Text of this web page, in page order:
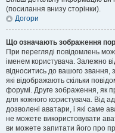
(посилання внизу сторінки).
Догори
Що означають зображення
При перегляді повідомлень
іменем користувача. Залежно
відноситись до вашого звання,
які відображають скільки
форумі. Друге зображення, як
для кожного користувача. Від
дозволені аватари, і які саме
не можете використовувати
ви можете запитати його про